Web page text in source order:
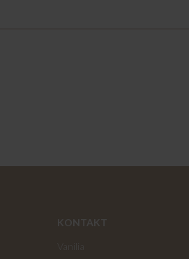
KONTAKT